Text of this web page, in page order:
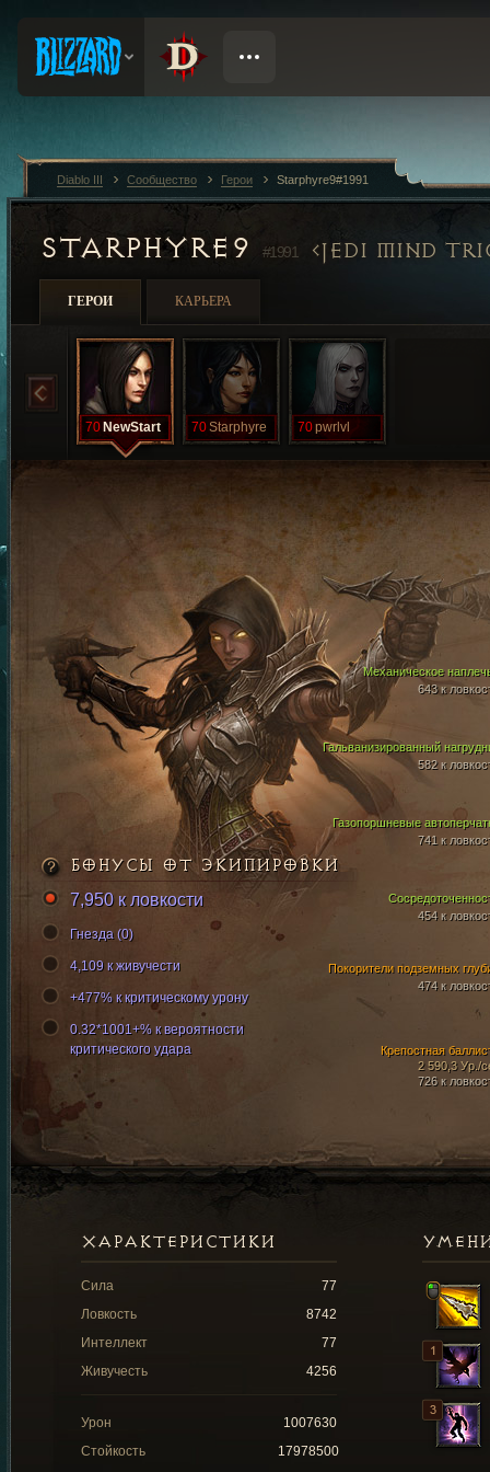
STARPHYRE9 #1991 JEDI MIND
ГЕРОИ КАРЬЕРА
70 NewStart 70Starphyre 70pwrlvl
Гальванизированный
582 к
Газопоршневые
741 к
Механическое
643 к
Покорители подземных
474 к
Крепостная
2 590,3 Ур./
726 к
454 к
БОНУСЫ ОТ ЭКИПИРОВКИ
7,950 к ловкости
Гнезда (0)
4,109 к живучести
+477% к критическому урону
0.32*1001+% к вероятности
критического удара
ХАРАКТЕРИСТИКИ
Сила
77
Ловкость
8742
Интеллект
77
Живучесть
4256
Урон
1007630
Стойкость
17978500
Diablo III Сообщество Герои Starphyre9#1991